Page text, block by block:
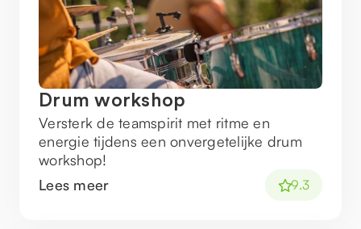
Drum workshop
Versterk de teamspirit met ritme en
energie tijdens een onvergetelijke drum
workshop!
Lees meer
9.3